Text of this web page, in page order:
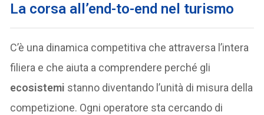
La corsa all’end-to-end nel turismo
C’è una dinamica competitiva che attraversa l’intera
filiera e che aiuta a comprendere perché gli
ecosistemi stanno diventando l’unità di misura della
competizione. Ogni operatore sta cercando di